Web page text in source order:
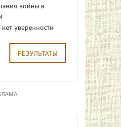
войны в
уверенности
РЕЗУЛЬТАТЫ